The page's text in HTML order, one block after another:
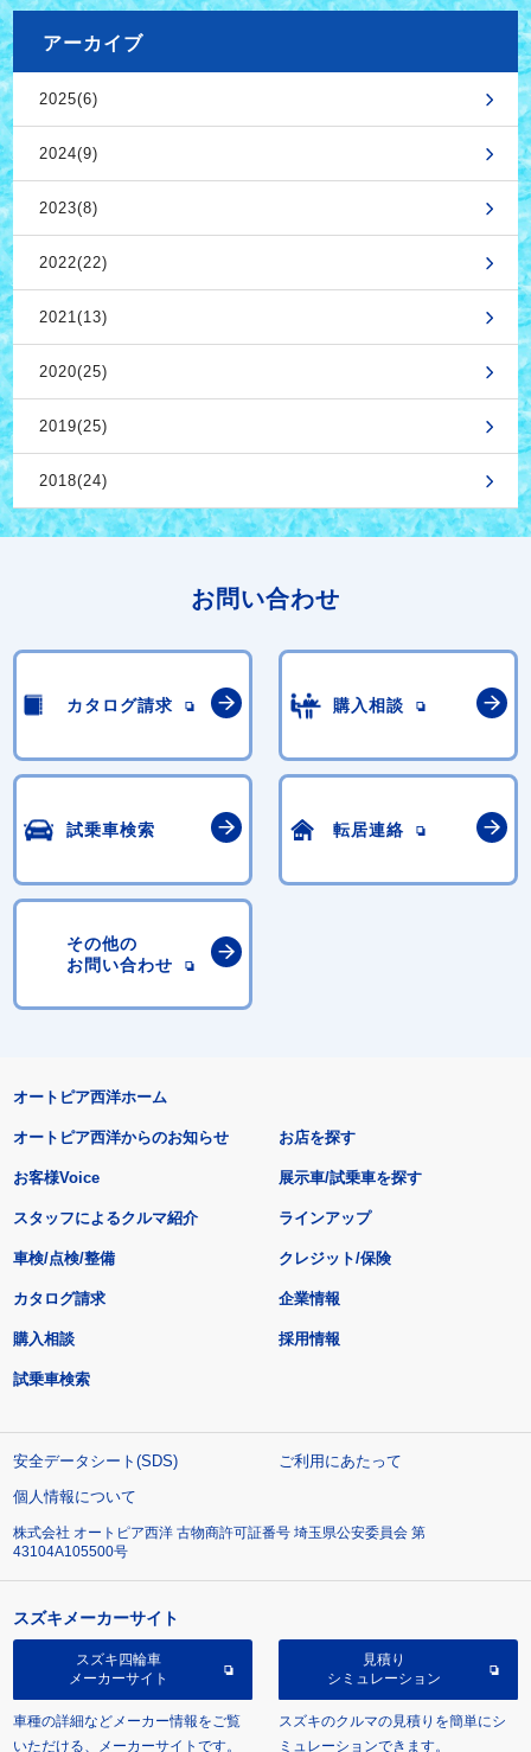
アーカイブ
2025(6)
2024(9)
2023(8)
2022(22)
2021(13)
2020(25)
2019(25)
2018(24)
お問い合わせ
カタログ請求 購入相談
試乗車検索 転居連絡
その他の
お問い合わせ
オートピア西洋ホーム
オートピア西洋からのお知らせ
お客様Voice
スタッフによるクルマ紹介
お店を探す
展示車/試乗車を探す
ラインアップ
車検/点検/整備 クレジット/保険
カタログ請求
購入相談
試乗車検索
企業情報
採用情報
安全データシート(SDS)
ご利用にあたって
個人情報について
株式会社 オートピア西洋 古物商許可証番号 埼玉県公安委員会 第
43104A105500号
スズキメーカーサイト
スズキ四輪車
メーカーサイト
車種の詳細などメーカー情報をご覧
いただける、メーカーサイトです。
見積り
シミュレーション
スズキのクルマの見積りを簡単にシ
ミュレーションできます。